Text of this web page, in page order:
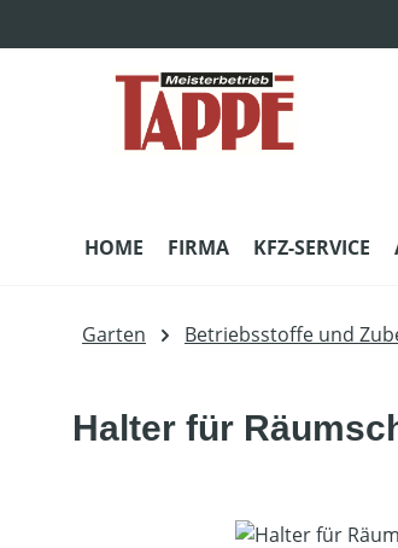
HOME FIRMA KFZ-SERVICE
Garten Betriebsstoffe und
Halter für
Bildergalerie überspringen